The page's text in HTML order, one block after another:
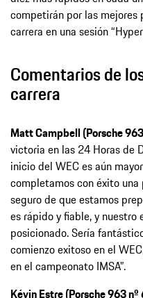
competirán por las mejores
carrera en una sesión
Comentarios de
carrera
Matt Campbell (Porsche
victoria en las 24 Horas de
inicio del WEC es aún
completamos con éxito
seguro de que estamos
es rápido y fiable, y
posicionado. Sería
comienzo exitoso en el
en el campeonato IMSA”.
Kévin Estre (Porsche 963 nº